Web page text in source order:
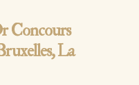
Concours
La